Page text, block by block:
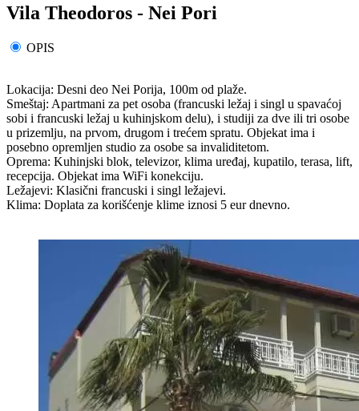
Vila Theodoros - Nei Pori
OPIS
Lokacija: Desni deo Nei Porija, 100m od plaže.
Smeštaj: Apartmani za pet osoba (francuski ležaj i singl u spavaćoj
sobi i francuski ležaj u kuhinjskom delu), i studiji za dve ili tri osobe
u prizemlju, na prvom, drugom i trećem spratu. Objekat ima i
posebno opremljen studio za osobe sa invaliditetom.
Oprema: Kuhinjski blok, televizor, klima uređaj, kupatilo, terasa, lift,
recepcija. Objekat ima WiFi konekciju.
Ležajevi: Klasični francuski i singl ležajevi.
Klima: Doplata za korišćenje klime iznosi 5 eur dnevno.